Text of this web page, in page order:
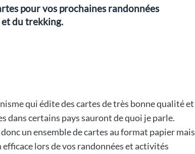
pour vos prochaines randonnées
du trekking.
qui édite des cartes de très bonne qualité et
dans certains pays sauront de quoi je parle.
un ensemble de cartes au format papier mais
lors de vos randonnées et activités